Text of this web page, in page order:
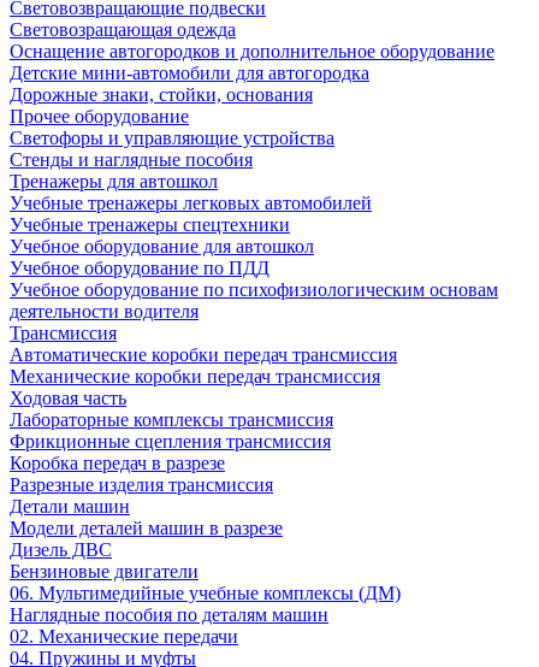
Световозвращающие подвески
Световозращающая одежда
Оснащение автогородков и дополнительное оборудование
Детские мини-автомобили для автогородка
Дорожные знаки, стойки, основания
Прочее оборудование
Светофоры и управляющие устройства
Стенды и наглядные пособия
Тренажеры для автошкол
Учебные тренажеры легковых автомобилей
Учебные тренажеры спецтехники
Учебное оборудование для автошкол
Учебное оборудование по ПДД
Учебное оборудование по психофизиологическим основам
деятельности водителя
Трансмиссия
Автоматические коробки передач трансмиссия
Механические коробки передач трансмиссия
Ходовая часть
Лабораторные комплексы трансмиссия
Фрикционные сцепления трансмиссия
Коробка передач в разрезе
Разрезные изделия трансмиссия
Детали машин
Модели деталей машин в разрезе
Дизель ДВС
Бензиновые двигатели
06. Мультимедийные учебные комплексы (ДМ)
Наглядные пособия по деталям машин
02. Механические передачи
04. Пружины и муфты